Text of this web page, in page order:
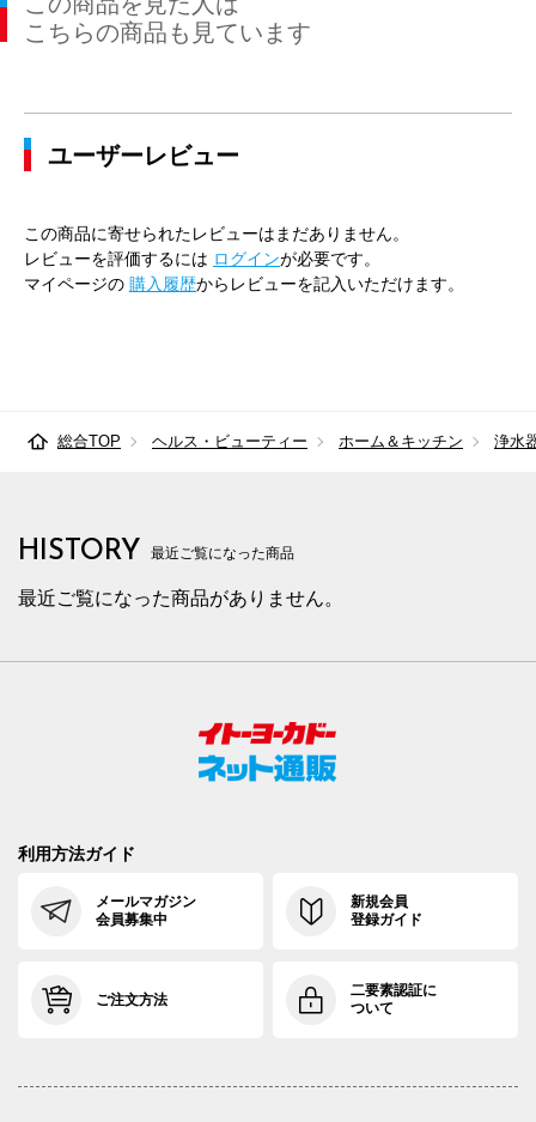
こちらの商品も見ています
ユーザーレビュー
この商品に寄せられたレビューはまだありません。
レビューを評価するには ログインが必要です。
マイページの 購入履歴からレビューを記入いただけます。
総合TOP ヘルス・ビューティー ホーム＆キッチン 浄水
HISTORY 最近ご覧になった商品
最近ご覧になった商品がありません。
利用方法ガイド
メールマガジン
会員募集中
新規会員
登録ガイド
ご注文方法
二要素認証に
ついて